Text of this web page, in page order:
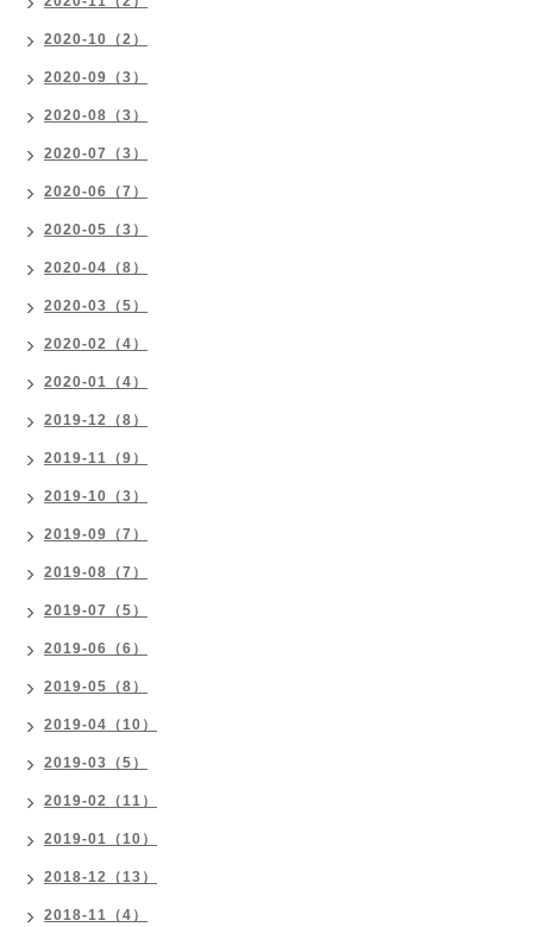
2020-10（2）
2020-09（3）
2020-08（3）
2020-07（3）
2020-06（7）
2020-05（3）
2020-04（8）
2020-03（5）
2020-02（4）
2020-01（4）
2019-12（8）
2019-11（9）
2019-10（3）
2019-09（7）
2019-08（7）
2019-07（5）
2019-06（6）
2019-05（8）
2019-04（10）
2019-03（5）
2019-02（11）
2019-01（10）
2018-12（13）
2018-11（4）